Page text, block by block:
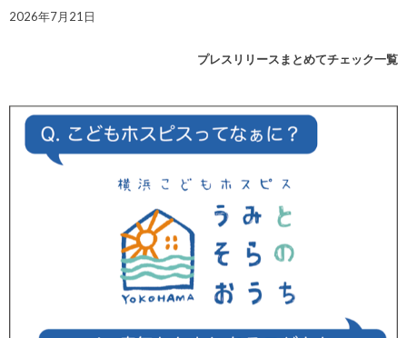
2026年7月21日
プレスリリースまとめてチェック一覧